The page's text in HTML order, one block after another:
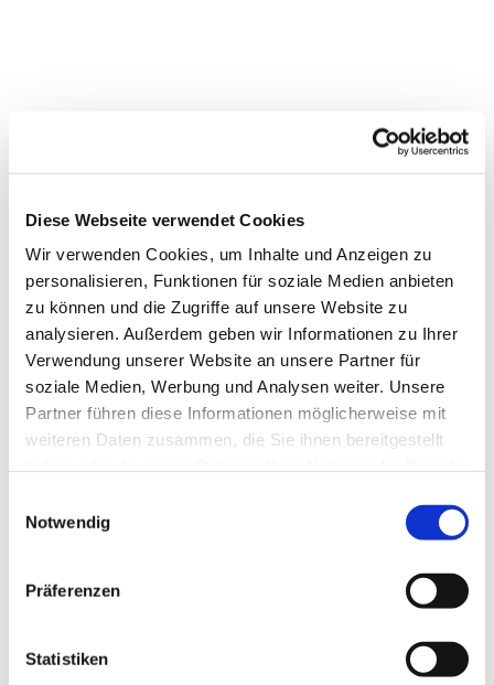
Diese Webseite verwendet Cookies
Wir verwenden Cookies, um Inhalte und Anzeigen zu
personalisieren, Funktionen für soziale Medien anbieten
zu können und die Zugriffe auf unsere Website zu
analysieren. Außerdem geben wir Informationen zu Ihrer
Verwendung unserer Website an unsere Partner für
soziale Medien, Werbung und Analysen weiter. Unsere
Partner führen diese Informationen möglicherweise mit
weiteren Daten zusammen, die Sie ihnen bereitgestellt
Notwendig
Präferenzen
Statistiken
Dies könnte Sie auch
interessieren